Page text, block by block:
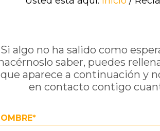
Si algo no ha salido como
saber, puedes
que aparece a continuación y
en contacto contigo